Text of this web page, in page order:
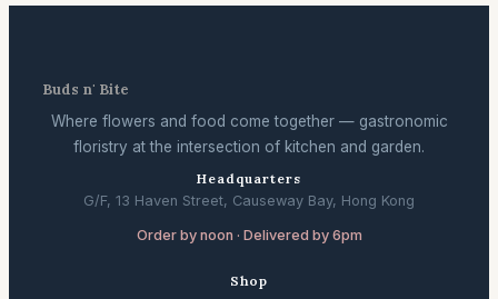
Buds n' Bite
Where flowers and food come together — gastronomic
floristry at the intersection of kitchen and garden.
Headquarters
G/F, 13 Haven Street, Causeway Bay, Hong Kong
Order by noon · Delivered by 6pm
Shop